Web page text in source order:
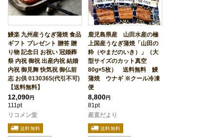
鰻楽 九州産うなぎ蒲焼 食品
ギフト プレゼント 贈答 贈
り物 記念日 お祝い 冠婚葬
祭 内祝 御祝 出産内祝 結婚
内祝 御見舞 快気祝 御仏前
志 お供 0130365(代引不可)
【送料無料】
12,090円
111pt
リコメン堂
鹿児島県産 山田水産の極
上国産うなぎ蒲焼「山田の
粋（やまだのいき）」（大
型サイズのカット真空
80g×5枚） 送料無料 鰻
蒲焼 ウナギ ※クール冷凍
便
8,800円
81pt
産直だより